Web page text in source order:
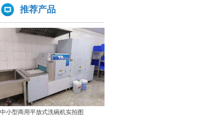
洗碗机比手洗更卫生？更节水？更高效？
你们学校还没有用上学校食堂洗碗机吗？
推荐产品
中小型商用平放式洗碗机实拍图